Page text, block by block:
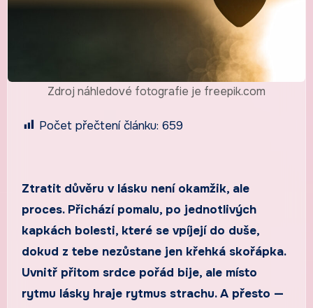
Zdroj náhledové fotografie je freepik.com
Počet přečtení článku: 659
Ztratit důvěru v lásku není okamžik, ale
proces. Přichází pomalu, po jednotlivých
kapkách bolesti, které se vpíjejí do duše,
dokud z tebe nezůstane jen křehká skořápka.
Uvnitř přitom srdce pořád bije, ale místo
rytmu lásky hraje rytmus strachu. A přesto —